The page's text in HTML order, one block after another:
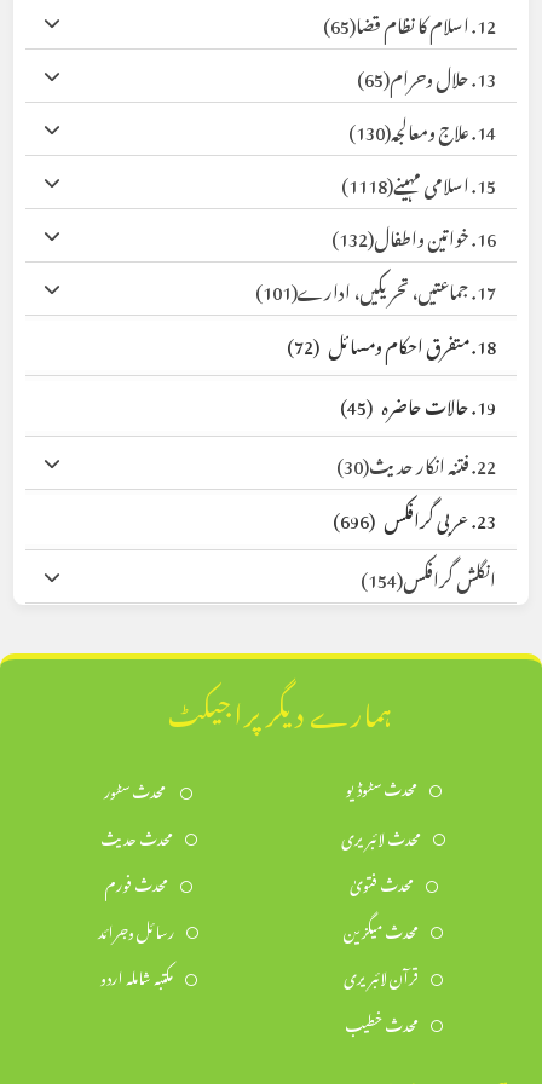
12. اسلام کا نظام قضا
(65)
13. حلال وحرام
(65)
14. علاج ومعالجہ
(130)
15. اسلامی مہینے
(1118)
16. خواتین واطفال
(132)
17. جماعتیں، تحریکیں، ادارے
(101)
18. متفرق احکام ومسائل
(72)
19. حالات حاضرہ
(45)
22. فتنہ انکار حدیث
(30)
23. عربی گرافکس
(696)
انگلش گرافکس(154)
ہمارے دیگر پراجیکٹ
محدث سٹوڈیو
محدث سٹور
محدث لائبریری
محدث حدیث
محدث فتویٰ
محدث فورم
محدث میگزین
رسائل وجرائد
قرآن لائبریری
مکتبہ شاملہ اردو
محدث خطیب